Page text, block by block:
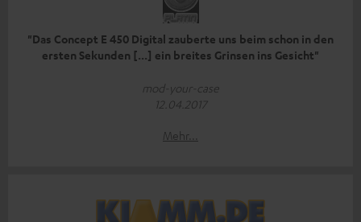
"Das Concept E 450 Digital zauberte uns beim schon in den
ersten Sekunden [...] ein breites Grinsen ins Gesicht"
mod-your-case
12.04.2017
Mehr...